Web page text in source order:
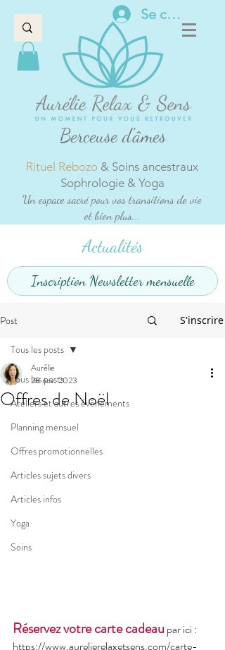
Se connecter
Berceuse d'âmes
Rituel Rebozo & Soins ancestraux
Sophrologie & Yoga
Un espace sacré pour vos transitions de vie
et bien plus...
Actualités
Inscription Newsletter mensuelle
Post S'inscrire
Tous les posts
Ateliers et autres événements
Planning mensuel
Offres promotionnelles
Articles sujets divers
Articles infos
Yoga
Soins
Tous les posts
Offres de Noël
Aurélie
28 nov. 2023
Réservez votre carte cadeau par ici :
https://www.aurelierelaxetsens.com/carte-